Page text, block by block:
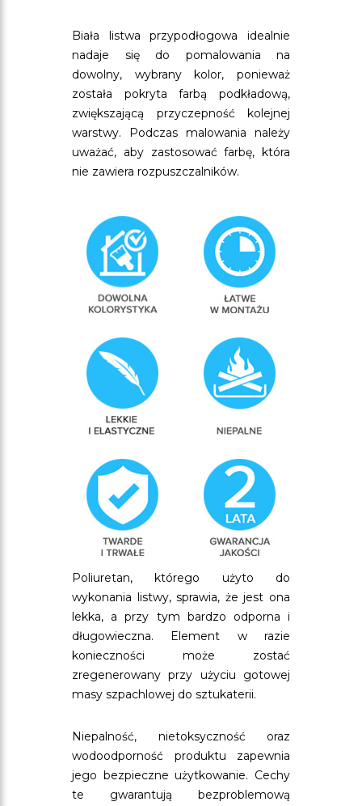
Biała listwa przypodłogowa idealnie
nadaje się do pomalowania na
dowolny, wybrany kolor, ponieważ
została pokryta farbą podkładową,
zwiększającą przyczepność kolejnej
warstwy. Podczas malowania należy
uważać, aby zastosować farbę, która
nie zawiera rozpuszczalników.
Poliuretan, którego użyto do
wykonania listwy, sprawia, że jest ona
lekka, a przy tym bardzo odporna i
długowieczna. Element w razie
konieczności może zostać
zregenerowany przy użyciu gotowej
masy szpachlowej do sztukaterii.
Niepalność, nietoksyczność oraz
wodoodporność produktu zapewnia
jego bezpieczne użytkowanie. Cechy
te gwarantują bezproblemową